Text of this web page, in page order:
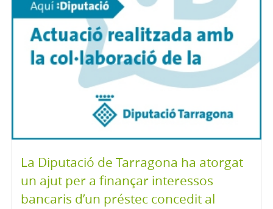
La Diputació de Tarragona ha atorgat
un ajut per a finançar interessos
bancaris d’un préstec concedit al